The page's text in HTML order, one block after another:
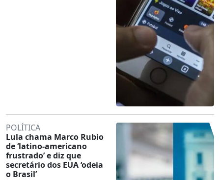
POLÍTICA
Lula chama Marco Rubio
de ‘latino-americano
frustrado’ e diz que
secretário dos EUA ‘odeia
o Brasil’